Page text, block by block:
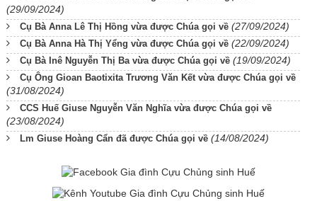
(29/09/2024)
Cụ Bà Anna Lê Thị Hồng vừa được Chúa gọi về (27/09/2024)
Cụ Bà Anna Hà Thị Yểng vừa được Chúa gọi về (22/09/2024)
Cụ Bà Inê Nguyễn Thị Ba vừa được Chúa gọi về (19/09/2024)
Cụ Ông Gioan Baotixita Trương Văn Kết vừa được Chúa gọi về
(31/08/2024)
CCS Huế Giuse Nguyễn Văn Nghĩa vừa được Chúa gọi về
(23/08/2024)
Lm Giuse Hoàng Cẩn đã được Chúa gọi về (14/08/2024)